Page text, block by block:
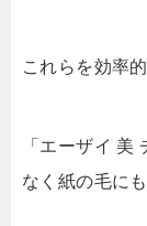
これらを効率
「エーザイ
なく紙の毛に